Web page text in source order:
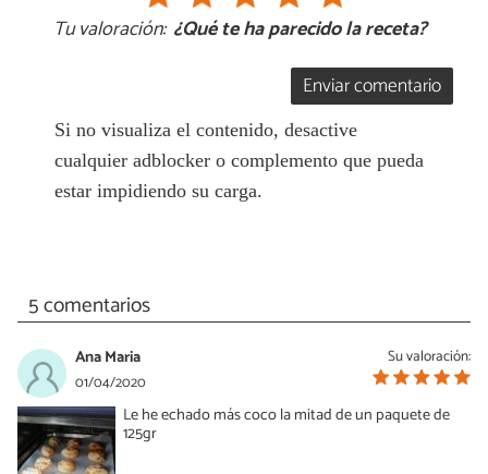
Tu valoración: ¿Qué te ha parecido la receta?
Enviar comentario
Si no visualiza el contenido, desactive
cualquier adblocker o complemento que pueda
estar impidiendo su carga.
5 comentarios
Su valoración:
Ana Maria
01/04/2020
Le he echado más coco la mitad de un paquete de
125gr